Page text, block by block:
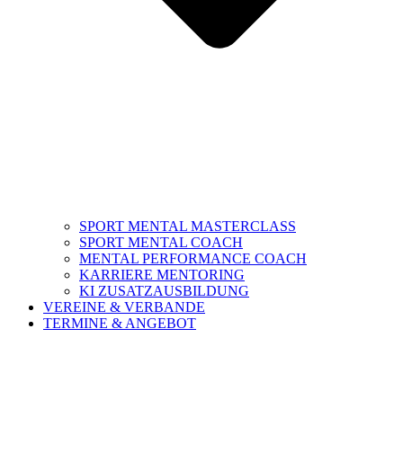
SPORT MENTAL MASTERCLASS
SPORT MENTAL COACH
MENTAL PERFORMANCE COACH
KARRIERE MENTORING
KI ZUSATZAUSBILDUNG
VEREINE & VERBANDE
TERMINE & ANGEBOT